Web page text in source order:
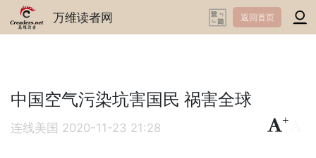
万维读者网 返回首页
中国空气污染坑害国民 祸害全球
连线美国 2020-11-23 21:28
+